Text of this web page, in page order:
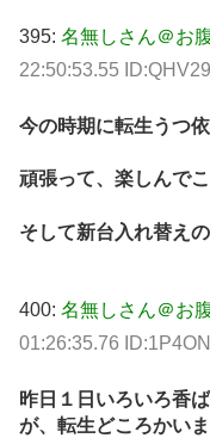
395: 名無しさん＠お
22:50:53.55
今の時期に転生うつ
頑張って、楽しんでこ
そして新台入れ替え
400: 名無しさん＠お
01:26:35.76
昨日１日いろいろ香
が、転生どころかい